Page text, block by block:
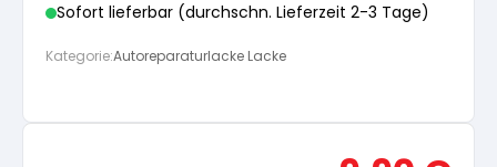
Sofort lieferbar (durchschn. Lieferzeit 2-3 Tage)
Kategorie:Autoreparaturlacke Lacke
Ursprünglicher